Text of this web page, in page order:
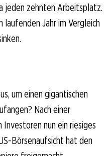
zehnten Arbeitsplatz.
Jahr im Vergleich
um einen gigantischen
Nach einer
nun ein riesiges
Börsenaufsicht hat den